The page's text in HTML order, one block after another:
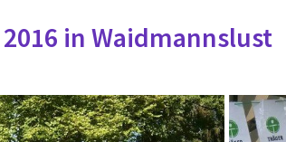
in Waidmannslust